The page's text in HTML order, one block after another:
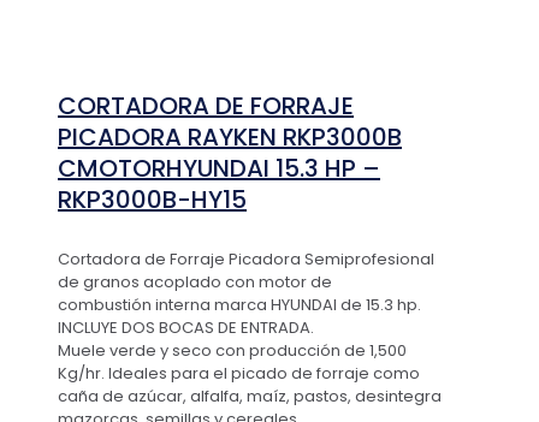
CORTADORA DE FORRAJE
PICADORA RAYKEN RKP3000B
CMOTORHYUNDAI 15.3 HP –
RKP3000B-HY15
Cortadora de Forraje Picadora Semiprofesional
de granos acoplado con motor de
combustión interna marca HYUNDAI de 15.3 hp.
INCLUYE DOS BOCAS DE ENTRADA.
Muele verde y seco con producción de 1,500
Kg/hr. Ideales para el picado de forraje como
caña de azúcar, alfalfa, maíz, pastos, desintegra